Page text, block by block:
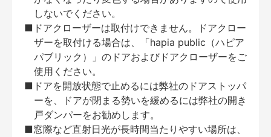
しないでください。
■ドアクローザーは取付けできません。ドアクロー
ザーを取付ける場合は、「hapia public（ハピア
パブリック）」のドアおよびドアクローザーをご
使用ください。
■ドアを開放状態で止めるには弊社のドアストッパ
ーを、ドアが閉まる勢いを緩めるには弊社の開き
戸ダンパーをお勧めします。
■窓際など直射日光が長時間当たりやすい場所は、